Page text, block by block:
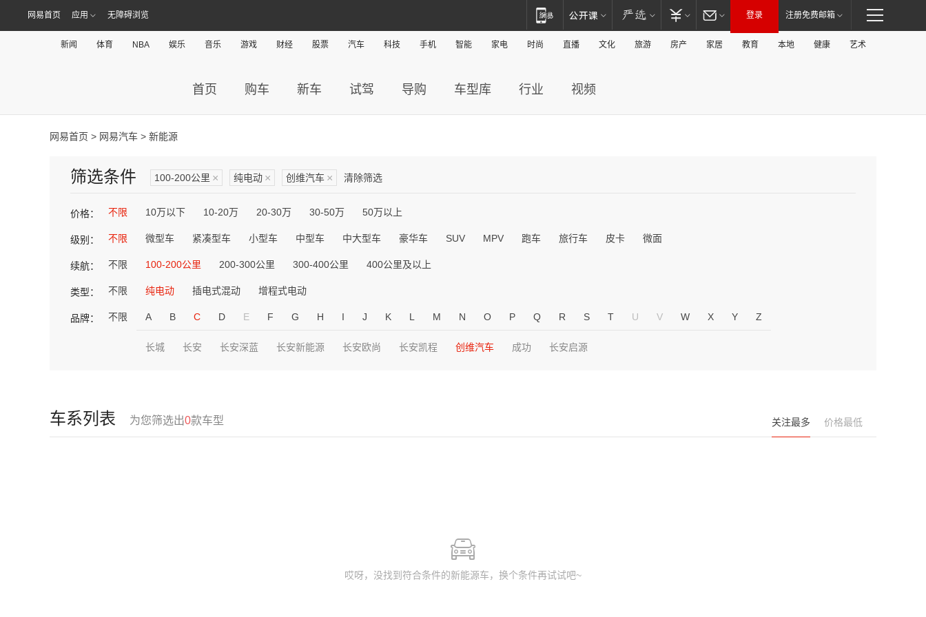
网易首页 应用 无障碍浏览 登录 注册免费邮箱
新闻 体育 NBA 娱乐 音乐 游戏 财经 股票 汽车 科技 手机 智能 家电 时尚 直播 文化 旅游 房产 家居 教育 本地 健康 艺术
首页 购车 新车 试驾 导购 车型库 行业 视频
网易首页 > 网易汽车 > 新能源
筛选条件 100-200公里 × 纯电动 × 创维汽车 × 清除筛选
价格： 不限 10万以下 10-20万 20-30万 30-50万 50万以上
级别： 不限 微型车 紧凑型车 小型车 中型车 中大型车 豪华车 SUV MPV 跑车 旅行车 皮卡 微面
续航： 不限 100-200公里 200-300公里 300-400公里 400公里及以上
类型： 不限 纯电动 插电式混动 增程式电动
品牌： 不限 A B C D E F G H I J K L M N O P Q R S T U V W X Y Z
长城 长安 长安深蓝 长安新能源 长安欧尚 长安凯程 创维汽车 成功 长安启源
车系列表 为您筛选出0款车型 关注最多 价格最低
哎呀，没找到符合条件的新能源车，换个条件再试试吧~